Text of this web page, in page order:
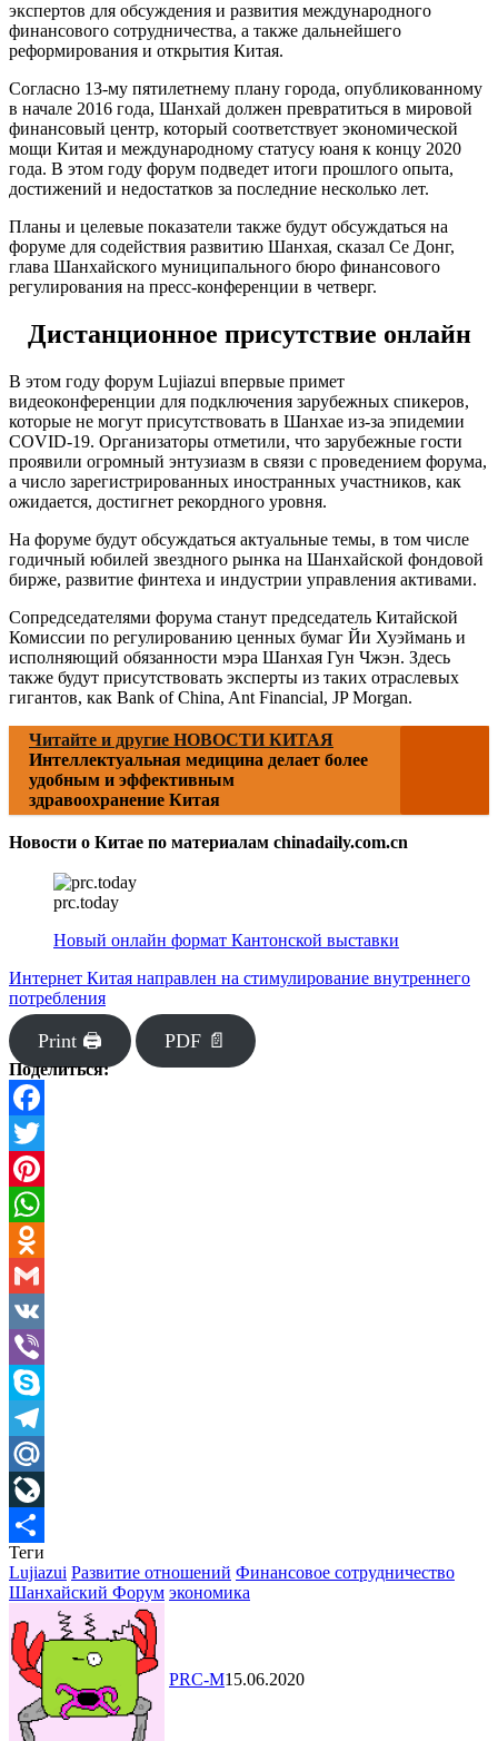
экспертов для обсуждения и развития международного
финансового сотрудничества, а также дальнейшего
реформирования и открытия Китая.
Согласно 13-му пятилетнему плану города, опубликованному
в начале 2016 года, Шанхай должен превратиться в мировой
финансовый центр, который соответствует экономической
мощи Китая и международному статусу юаня к концу 2020
года. В этом году форум подведет итоги прошлого опыта,
достижений и недостатков за последние несколько лет.
Планы и целевые показатели также будут обсуждаться на
форуме для содействия развитию Шанхая, сказал Се Донг,
глава Шанхайского муниципального бюро финансового
регулирования на пресс-конференции в четверг.
Дистанционное присутствие онлайн
В этом году форум Lujiazui впервые примет
видеоконференции для подключения зарубежных спикеров,
которые не могут присутствовать в Шанхае из-за эпидемии
COVID-19. Организаторы отметили, что зарубежные гости
проявили огромный энтузиазм в связи с проведением форума,
а число зарегистрированных иностранных участников, как
ожидается, достигнет рекордного уровня.
На форуме будут обсуждаться актуальные темы, в том числе
годичный юбилей звездного рынка на Шанхайской фондовой
бирже, развитие финтеха и индустрии управления активами.
Сопредседателями форума станут председатель Китайской
Комиссии по регулированию ценных бумаг Йи Хуэймань и
исполняющий обязанности мэра Шанхая Гун Чжэн. Здесь
также будут присутствовать эксперты из таких отраслевых
гигантов, как Bank of China, Ant Financial, JP Morgan.
Читайте и другие НОВОСТИ КИТАЯ
Интеллектуальная медицина делает более
удобным и эффективным
здравоохранение Китая
Новости о Китае по материалам chinadaily.com.cn
prc.today
Новый онлайн формат Кантонской выставки
Интернет Китая направлен на стимулирование внутреннего
потребления
Print 🖨 PDF 📄
Поделиться:
Facebook
Twitter
Pinterest
WhatsApp
Odnoklassniki
Gmail
VK
Viber
Skype
Telegram
Mail.Ru
LiveJournal
Отправить
Теги
Lujiazui Развитие отношений Финансовое сотрудничество
Шанхайский Форум экономика
PRC-M15.06.2020